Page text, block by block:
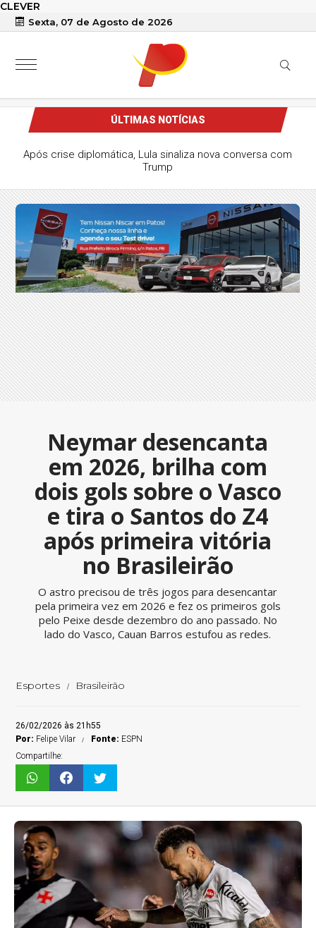
CLEVER
Sexta, 07 de Agosto de 2026
ÚLTIMAS NOTÍCIAS
Após crise diplomática, Lula sinaliza nova conversa com
Trump
Neymar desencanta
em 2026, brilha com
dois gols sobre o Vasco
e tira o Santos do Z4
após primeira vitória
no Brasileirão
O astro precisou de três jogos para desencantar
pela primeira vez em 2026 e fez os primeiros gols
pelo Peixe desde dezembro do ano passado. No
lado do Vasco, Cauan Barros estufou as redes.
Esportes Brasileirão
26/02/2026 às 21h55
Por: Felipe Vilar Fonte: ESPN
Compartilhe: